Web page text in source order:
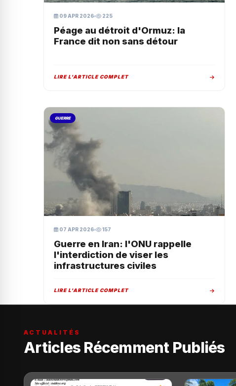
09 APR 2026 225
Péage au détroit d'Ormuz: la
France dit non sans détour
LIRE L'ARTICLE COMPLET
GUERRE
07 APR 2026 157
Guerre en Iran: l'ONU rappelle
l'interdiction de viser les
infrastructures civiles
LIRE L'ARTICLE COMPLET
ACTUALITÉS
Articles Récemment Publiés